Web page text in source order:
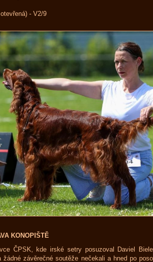
- V2/9
KONOPIŠTĚ
ČPSK, kde irské setry posuzoval Daviel
závěrečné soutěže nečekali a hned po